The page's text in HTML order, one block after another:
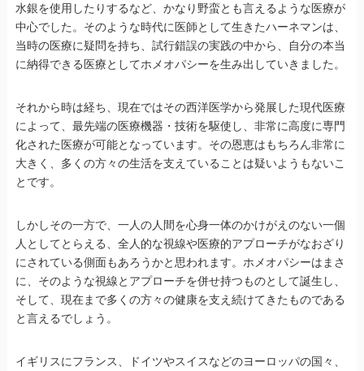
水銀を使用したりするなど、かなり野蛮とも言えるような医療が
中心でした。そのような時代に医師として生きたハーネマンは、
当時の医療に疑問を持ち、試行錯誤の実践の中から、自分の本当
に納得できる医療としてホメオパシーを生み出していきました。
それから時は経ち、現在ではその西洋医学から発展した現代医療
によって、最先端の医療機器・技術を駆使し、非常に高度に専門
化された医療が可能となっています。その恩恵はもちろん非常に
大きく、多くの方々の生活を支えていることは疑いようもないこ
とです。
しかしその一方で、一人の人間を心身一体のかけがえのない一個
人としてとらえる、全人的な視線や医療的アプローチがなおざり
にされている側面もあろうかと思われます。ホメオパシーはまさ
に、そのような視線とアプローチを併せ持つものとして誕生し、
そして、現在まで多くの方々の健康を支え続けてきたものである
と言えるでしょう。
イギリスにフランス、ドイツやスイスなどのヨーロッパの国々、